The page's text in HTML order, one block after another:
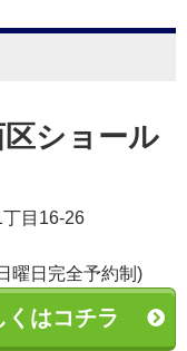
ショール
目16-26
曜日完全予約制)
くはコチラ